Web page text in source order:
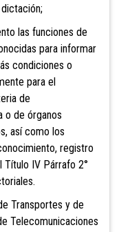
las funciones de
para informar
condiciones o
para el
de
o de órganos
así como los
registro
IV Párrafo 2°
Transportes y de
Telecomunicaciones